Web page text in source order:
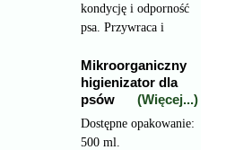
kondycję i odporność
psa. Przywraca i
florę bakteryjną w
przewodzie
pokarmowym.
Mikroorganiczny
higienizator dla
psów
(Więcej...)
Dostępne opakowanie:
500 ml.